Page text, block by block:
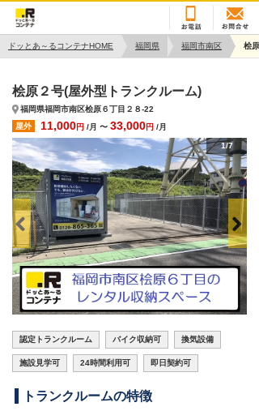
ドッとあ～るコンテナHOME 福岡県 福岡市南区 桧原
桧原２号(屋外型トランクルーム)
福岡県福岡市南区桧原６丁目２８-22
屋外
11,000円 /月 〜 33,000円 /月
1/7
認定トランクルーム バイク収納可 換気設備
施設見学可 24時間利用可 即日契約可
トランクルームの特徴